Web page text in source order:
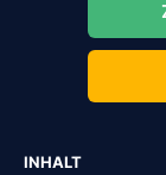
INHALT